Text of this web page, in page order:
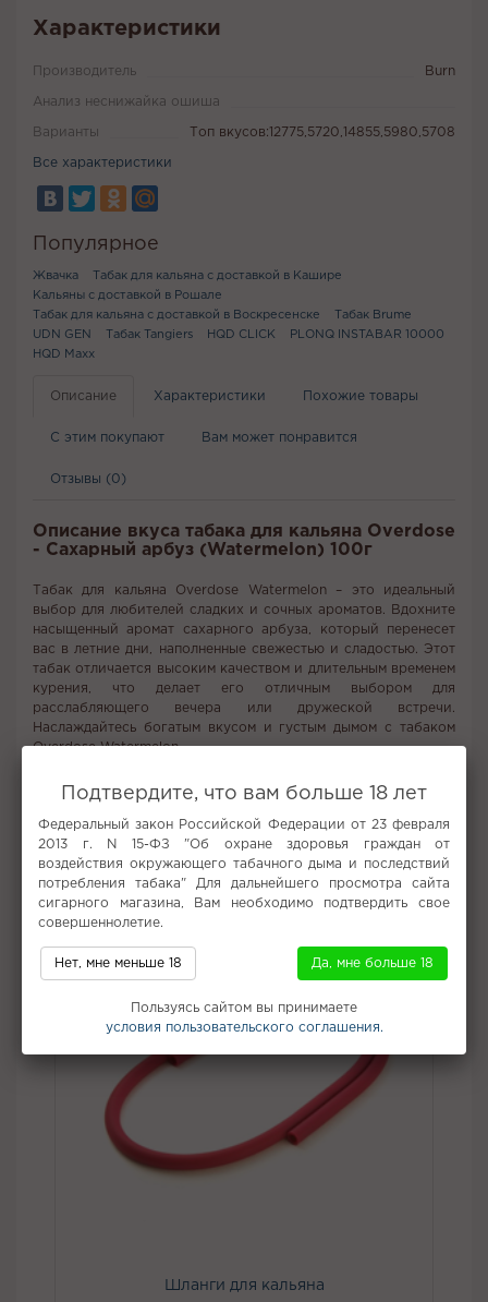
Характеристики
Производитель Burn
Анализ неснижайка ошиша
Варианты Топ вкусов:12775,5720,14855,5980,5708
Все характеристики
Популярное
Жвачка
Табак для кальяна с доставкой в Кашире
Кальяны с доставкой в Рошале
Табак для кальяна с доставкой в Воскресенске
Табак Brume
UDN GEN
Табак Tangiers HQD CLICK
PLONQ INSTABAR 10000
HQD Maxx
Описание Характеристики Похожие товары
С этим покупают Вам может понравится
Отзывы (0)
Описание вкуса табака для кальяна Overdose
- Сахарный арбуз (Watermelon) 100г
Табак для кальяна Overdose Watermelon – это идеальный
выбор для любителей сладких и сочных ароматов. Вдохните
насыщенный аромат сахарного арбуза, который перенесет
вас в летние дни, наполненные свежестью и сладостью. Этот
табак отличается высоким качеством и длительным временем
курения, что делает его отличным выбором для
расслабляющего вечера или дружеской встречи.
Наслаждайтесь богатым вкусом и густым дымом с табаком
Overdose Watermelon.
Не забудьте купить
Шланги для кальяна
Подтвердите, что вам больше 18 лет
Федеральный закон Российской Федерации от 23 февраля
2013 г. N 15-ФЗ "Об охране здоровья граждан от
воздействия окружающего табачного дыма и последствий
потребления табака" Для дальнейшего просмотра сайта
сигарного магазина, Вам необходимо подтвердить свое
совершеннолетие.
Нет, мне меньше 18 Да, мне больше 18
Пользуясь сайтом вы принимаете
условия пользовательского соглашения.